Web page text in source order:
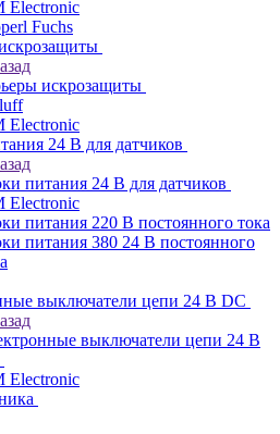
Electronic
Fuchs
искрозащиты
Electronic
24 В для датчиков
питания 24 В для датчиков
Electronic
питания 220 В постоянного тока
питания 380 24 В постоянного
выключатели цепи 24 В DC
выключатели цепи 24 В
Electronic